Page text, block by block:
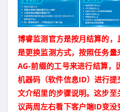
博睿监测官方是按月结算的
是更换监测方式，按照任务
AG-前缀的工号来进行结算，
机器码（软件信息ID）进行
文介绍里的步骤说明。这步
议两周左右看下客户端ID变